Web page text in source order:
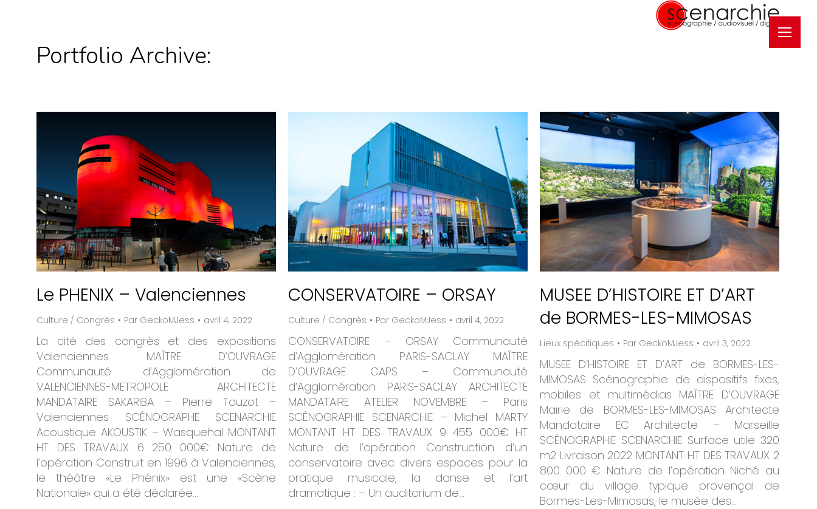
Portfolio Archive:
Le PHENIX – Valenciennes
Culture / Congrès Par GeckoMJess avril 4, 2022
La cité des congrès et des expositions
Valenciennes MAÎTRE D’OUVRAGE
Communauté d’Agglomération de
VALENCIENNES-METROPOLE ARCHITECTE
MANDATAIRE SAKARIBA – Pierre Touzot –
Valenciennes SCÉNOGRAPHE SCENARCHIE
Acoustique AKOUSTIK – Wasquehal MONTANT
HT DES TRAVAUX 6 250 000€ Nature de
l’opération Construit en 1996 à Valenciennes,
le théâtre «Le Phénix» est une «Scène
Nationale» qui a été déclarée…
CONSERVATOIRE – ORSAY
Culture / Congrès Par GeckoMJess avril 4, 2022
CONSERVATOIRE – ORSAY Communauté
d’Agglomération PARIS-SACLAY MAÎTRE
D’OUVRAGE CAPS – Communauté
d’Agglomération PARIS-SACLAY ARCHITECTE
MANDATAIRE ATELIER NOVEMBRE – Paris
SCÉNOGRAPHIE SCENARCHIE – Michel MARTY
MONTANT HT DES TRAVAUX 9 455 000€ HT
Nature de l’opération Construction d’un
conservatoire avec divers espaces pour la
pratique musicale, la danse et l’art
dramatique : – Un auditorium de…
MUSEE D’HISTOIRE ET D’ART
de BORMES-LES-MIMOSAS
Lieux spécifiques Par GeckoMJess avril 3, 2022
MUSEE D’HISTOIRE ET D’ART de BORMES-LES-
MIMOSAS Scénographie de dispositifs fixes,
mobiles et multimédias MAÎTRE D’OUVRAGE
Mairie de BORMES-LES-MIMOSAS Architecte
Mandataire EC Architecte – Marseille
SCÉNOGRAPHIE SCENARCHIE Surface utile 320
m2 Livraison 2022 MONTANT HT DES TRAVAUX 2
800 000 € Nature de l’opération Niché au
cœur du village typique provençal de
Bormes-Les-Mimosas, le musée des…